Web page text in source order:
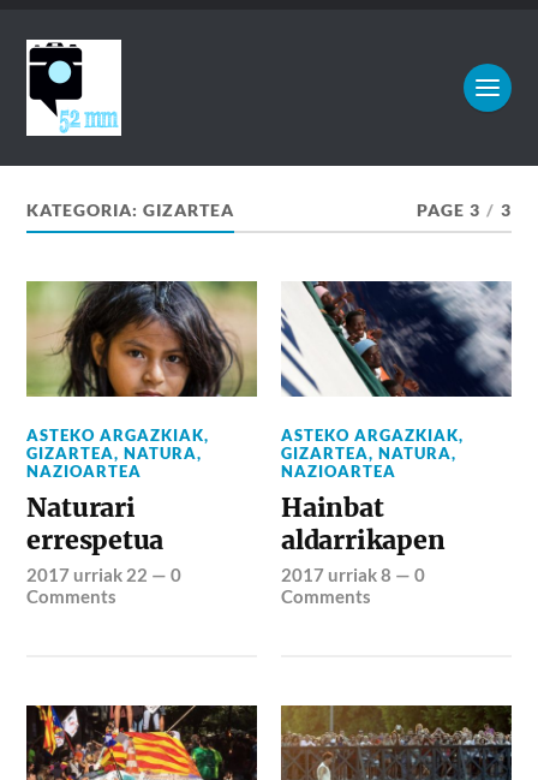
KATEGORIA:GIZARTEA PAGE 3 / 3
ASTEKO ARGAZKIAK,
GIZARTEA,NATURA,
NAZIOARTEA
Naturari
errespetua
2017 urriak 22 —0
Comments
ASTEKO ARGAZKIAK,
GIZARTEA,NATURA,
NAZIOARTEA
Hainbat
aldarrikapen
2017 urriak 8 —0
Comments